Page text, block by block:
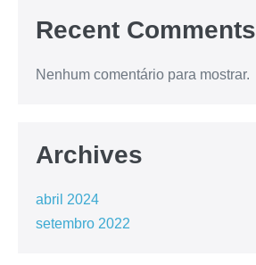
Recent Comments
Nenhum comentário para mostrar.
Archives
abril 2024
setembro 2022